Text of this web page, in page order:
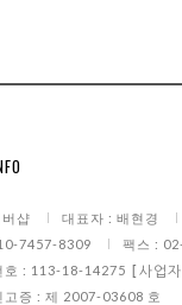
샵 대표자 : 배현경
7457-8309
팩스 :
호 : 113-18-14275 [사업
고증 : 제 2007-03608 호